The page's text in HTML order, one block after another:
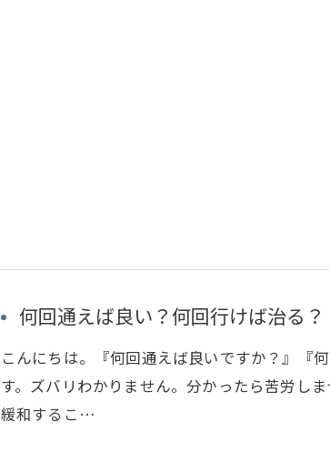
何回通えば良い？何回行けば治る？
こんにちは。『何回通えば良いですか？』『
す。ズバリわかりません。分かったら苦労し
緩和するこ…